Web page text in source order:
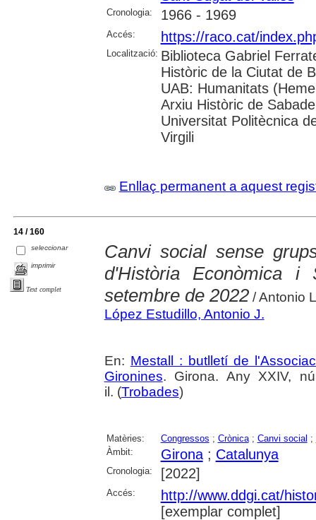
Cronologia: 1966 - 1969
Accés: https://raco.cat/
Localització: Biblioteca Gabriel
Històric de la Ciutat de
UAB: Humanitats
Arxiu Històric de
Universitat Politècnica
Virgili
Enllaç permanent a aquest
14 / 160
seleccionar
imprimir
Text complet
Canvi social sense
d'Història Econòmica
setembre de 2022/ Antonio
López Estudillo, Antonio J.
En: Mestall : butlletí de
Gironines. Girona. Any XXIV,
il. (Trobades)
Matèries: Congressos ; Crònica; Canvi social ;
Àmbit:
Girona; Catalunya
Cronologia: [2022]
Accés:
http://www.ddgi.cat/
[exemplar complet]